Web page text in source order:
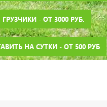
ГРУЗЧИКИ - ОТ 3000 РУБ.
НА СУТКИ - ОТ 500 РУБ